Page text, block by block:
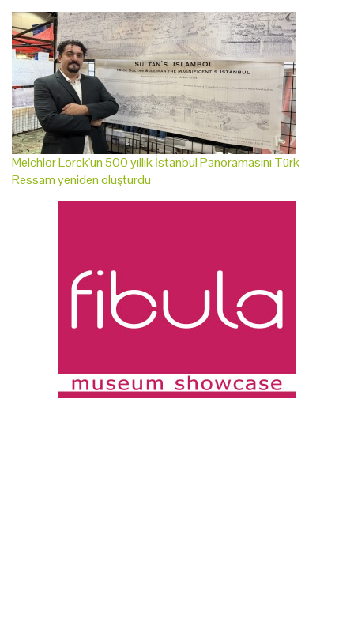
Melchior Lorck'un 500 yıllık İstanbul Panoramasını Türk
Ressam yeniden oluşturdu